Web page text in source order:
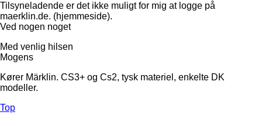
Tilsyneladende er det ikke muligt for mig at logge på
maerklin.de. (hjemmeside).
Ved nogen noget
Med venlig hilsen
Mogens
Kører Märklin. CS3+ og Cs2, tysk materiel, enkelte DK
modeller.
Top